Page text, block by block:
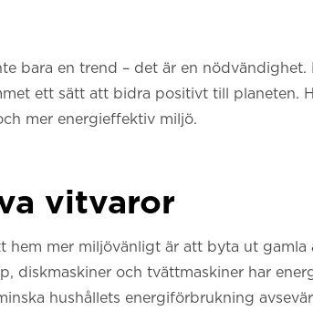
bara en trend – det är en
ett sätt att bidra positivt till planeten.
mer energieffektiv miljö.
vitvaror
hem mer miljövänligt är att byta ut
diskmaskiner och tvättmaskiner har
hushållets energiförbrukning